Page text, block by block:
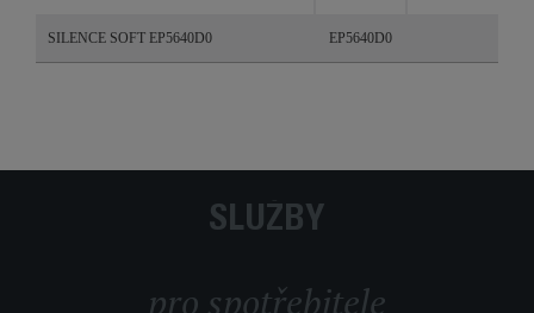
SILENCE SOFT EP5640D0 EP5640D0
SLUŽBY
pro spotřebitele